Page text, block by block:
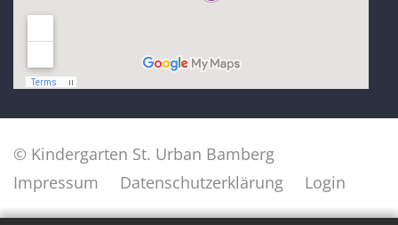
© Kindergarten St. Urban Bamberg
Impressum
Datenschutzerklärung Login